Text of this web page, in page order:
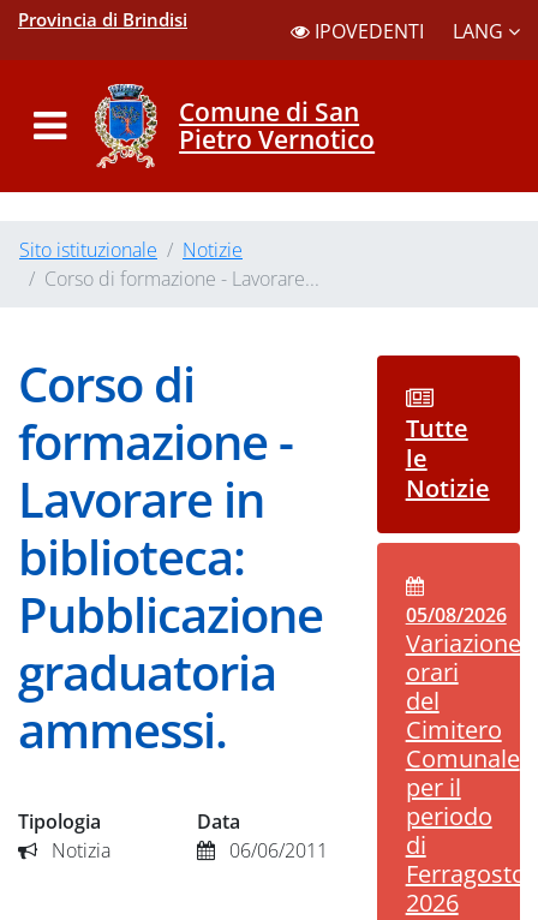
Provincia di Brindisi IPOVEDENTI LANG
Comune di San
Pietro Vernotico
Sito istituzionale
Notizie
Corso di formazione - Lavorare...
Corso di
formazione -
Lavorare in
biblioteca:
Pubblicazione
graduatoria
ammessi.
Tipologia
Notizia
Data
06/06/2011
Tutte
le
Notizie
05/08/2026
Variazione
orari
del
Cimitero
Comunale
per il
periodo
di
Ferragosto
2026